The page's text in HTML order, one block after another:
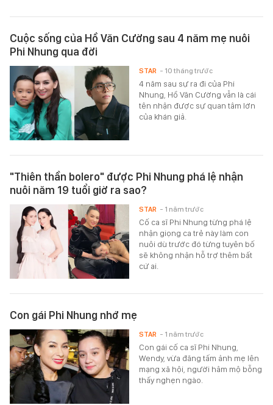
Cuộc sống của Hồ Văn Cường sau 4 năm mẹ nuôi
Phi Nhung qua đời
4 năm sau sự ra đi của Phi
Nhung, Hồ Văn Cường vẫn là cái
tên nhận được sự quan tâm lớn
của khán giả.
STAR - 10 tháng trước
"Thiên thần bolero" được Phi Nhung phá lệ nhận
nuôi năm 19 tuổi giờ ra sao?
Cố ca sĩ Phi Nhung từng phá lệ
nhận giọng ca trẻ này làm con
nuôi dù trước đó từng tuyên bố
sẽ không nhận hỗ trợ thêm bất
cứ ai.
STAR - 1 năm trước
Con gái Phi Nhung nhớ mẹ
Con gái cố ca sĩ Phi Nhung,
Wendy, vừa đăng tấm ảnh mẹ lên
mạng xã hội, người hâm mộ bỗng
thấy nghẹn ngào.
STAR - 1 năm trước